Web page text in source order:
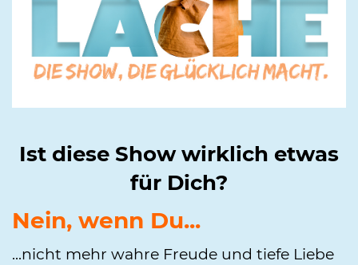
Ist diese Show wirklich etwas
für Dich?
Nein, wenn Du...
...nicht mehr wahre Freude und tiefe Liebe